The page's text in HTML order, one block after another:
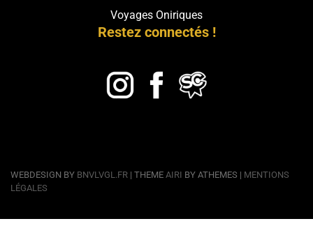
Voyages Oniriques
Restez connectés !
WEBDESIGN BY BNVLVGL.FR | THEME AIRI BY ATHEMES | MENTIONS
LÉGALES